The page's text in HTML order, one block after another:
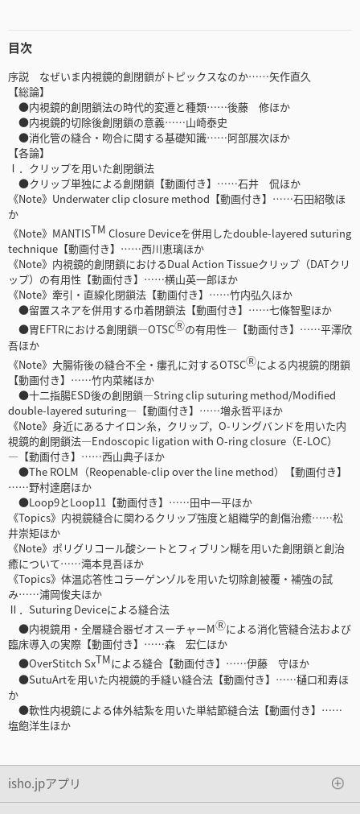
目次
序説 なぜいま内視鏡的創閉鎖がトピックスなのか……矢作直久
【総論】
●内視鏡的創閉鎖法の時代的変遷と種類……後藤 修ほか
●内視鏡的切除後創閉鎖の意義……山崎泰史
●消化管の縫合・吻合に関する基礎知識……阿部展次ほか
【各論】
Ⅰ．クリップを用いた創閉鎖法
●クリップ単独による創閉鎖【動画付き】……石井 侃ほか
《Note》Underwater clip closure method【動画付き】……石田紹敬ほ
か
《Note》MANTISTM Closure Deviceを併用したdouble-layered suturing
technique【動画付き】……西川恵璃ほか
《Note》内視鏡的創閉鎖におけるDual Action Tissueクリップ（DATクリ
ップ）の有用性【動画付き】……横山英一郎ほか
《Note》牽引・直線化閉鎖法【動画付き】……竹内弘久ほか
●留置スネアを併用する巾着閉鎖法【動画付き】……七條智聖ほか
●胃EFTRにおける創閉鎖―OTSCⓇの有用性―【動画付き】……平澤欣
吾ほか
《Note》大腸術後の縫合不全・瘻孔に対するOTSCⓇによる内視鏡的閉鎖
【動画付き】……竹内菜緒ほか
●十二指腸ESD後の創閉鎖―String clip suturing method/Modified
double-layered suturing―【動画付き】……増永哲平ほか
《Note》身近にあるナイロン糸，クリップ，O-リングバンドを用いた内
視鏡的創閉鎖法―Endoscopic ligation with O-ring closure（E-LOC）
―【動画付き】……西山典子ほか
●The ROLM（Reopenable-clip over the line method）【動画付き】
……野村達磨ほか
●Loop9とLoop11【動画付き】……田中一平ほか
《Topics》内視鏡縫合に関わるクリップ強度と組織学的創傷治癒……松
井崇矩ほか
《Note》ポリグリコール酸シートとフィブリン糊を用いた創閉鎖と創治
癒について……滝本見吾ほか
《Topics》体温応答性コラーゲンゾルを用いた切除創被覆・補強の試
み……浦岡俊夫ほか
Ⅱ．Suturing Deviceによる縫合法
●内視鏡用・全層縫合器ゼオスーチャーMⓇによる消化管縫合法および
臨床導入の実際【動画付き】……森 宏仁ほか
●OverStitch SxTMによる縫合【動画付き】……伊藤 守ほか
●SutuArtを用いた内視鏡的手縫い縫合法【動画付き】……樋口和寿ほ
か
●軟性内視鏡による体外結紮を用いた単結節縫合法【動画付き】……
塩飽洋生ほか
isho.jpアプリ